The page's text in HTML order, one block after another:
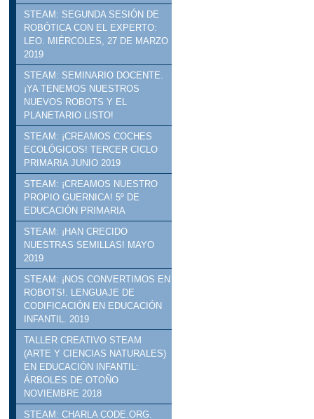
STEAM: SEGUNDA SESIÓN DE
ROBÓTICA CON EL EXPERTO:
LEO. MIÉRCOLES, 27 DE MARZO
2019
STEAM: SEMINARIO DOCENTE.
¡YA TENEMOS NUESTROS
NUEVOS ROBOTS Y EL
PLANETARIO LISTO!
STEAM: ¡CREAMOS COCHES
ECOLÓGICOS! TERCER CICLO
PRIMARIA JUNIO 2019
STEAM: ¡CREAMOS NUESTRO
PROPIO GUERNICA! 5º DE
EDUCACIÓN PRIMARIA
STEAM: ¡HAN CRECIDO
NUESTRAS SEMILLAS! MAYO
2019
STEAM: ¡NOS CONVERTIMOS EN
ROBOTS!. LENGUAJE DE
CODIFICACIÓN EN EDUCACIÓN
INFANTIL. 2019
TALLER CREATIVO STEAM
(ARTE Y CIENCIAS NATURALES)
EN EDUCACIÓN INFANTIL:
ÁRBOLES DE OTOÑO
NOVIEMBRE 2018
STEAM: CHARLA CODE.ORG.